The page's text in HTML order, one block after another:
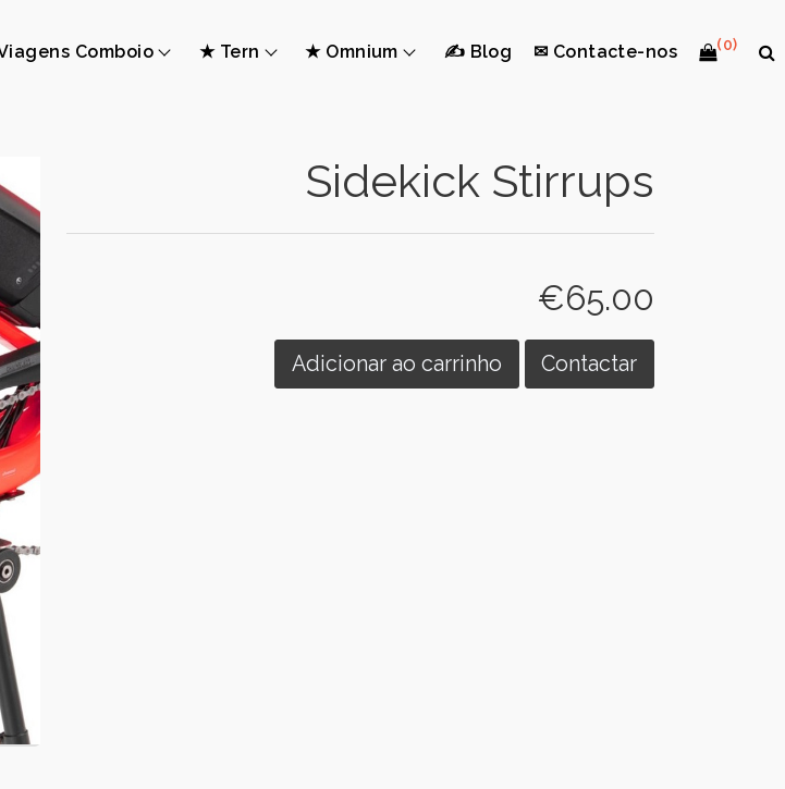
Comboio ★ Tern ★ Omnium ✍ Blog ✉ Contacte-nos (0)
Sidekick Stirrups
€65.00
Adicionar ao carrinho Contactar